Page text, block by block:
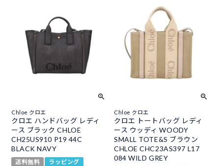
Chloe クロエ
クロエ ハンドバッグ レディ
ース ブラック CHLOE
CH25US910 P19 44C
BLACK NAVY
送料無料
ラッピング
Chloe クロエ
クロエ トートバッグ レディ
ース ウッディ WOODY
SMALL TOTE&S ブラウン
CHLOE CHC23AS397 L17
084 WILD GREY